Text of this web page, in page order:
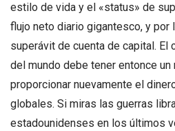
estilo de vida y el «status» de
flujo neto diario gigantesco, y por
superávit de cuenta de capital. El
del mundo debe tener entonce un
proporcionar nuevamente el
globales. Si miras las guerras
estadounidenses en los últimos